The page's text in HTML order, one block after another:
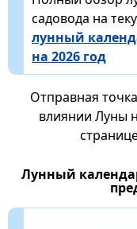
садовода на
лунный
на 2026 год
Отправная
влиянии Луны
Лунный